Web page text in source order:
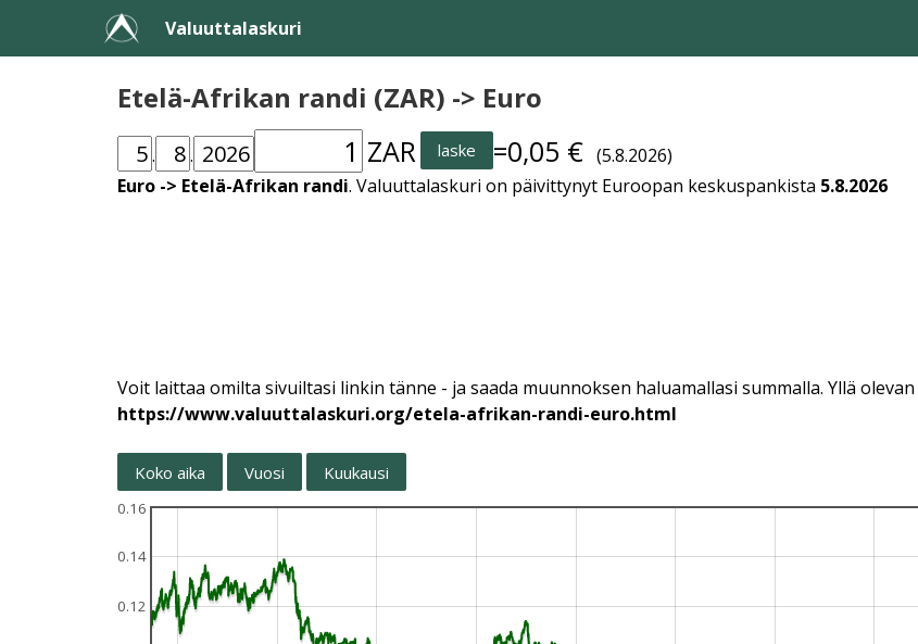
Valuuttalaskuri
Etelä-Afrikan randi (ZAR) -> Euro
. . ZAR laske =0,05 € (5.8.2026)
Euro -> Etelä-Afrikan randi. Valuuttalaskuri on päivittynyt Euroopan keskuspankista 5.8.2026
Voit laittaa omilta sivuiltasi linkin tänne - ja saada muunnoksen haluamallasi summalla. Yllä
https://www.valuuttalaskuri.org/etela-afrikan-randi-euro.html
Koko aika Vuosi Kuukausi
0.12
0.14
0.16